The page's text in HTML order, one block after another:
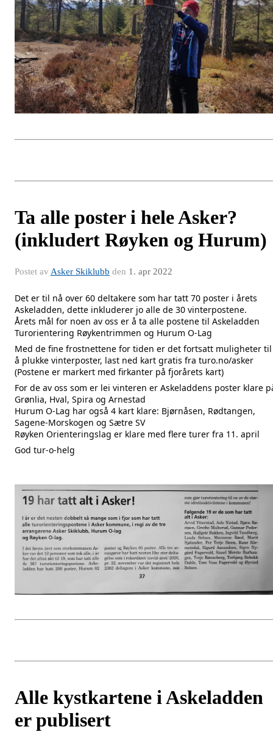
Ta alle poster i hele Asker?
(inkludert Røyken og Hurum)
Postet av Asker Skiklubb den 1. apr 2022
Det er til nå over 60 deltakere som har tatt 70 poster i årets
Askeladden, dette inkluderer jo alle de 30 vinterpostene.
Årets mål for noen av oss er å ta alle postene til Askeladden
Turorientering Røykentrimmen og Hurum O-Lag
Med de fine frostnettene for tiden er det fortsatt muligheter til
å plukke vinterposter, last ned kart gratis fra turo.no/asker
(Postene er markert med firkanter på fjorårets kart)
For de av oss som er lei vinteren er Askeladdens poster klare
Grønlia, Hval, Spira og Arnestad
Hurum O-Lag har også 4 kart klare: Bjørnåsen, Rødtangen,
Sagene-Morskogen og Sætre SV
Røyken Orienteringslag er klare med flere turer fra 11. april
God tur-o-helg
Alle kystkartene i Askeladden
er publisert